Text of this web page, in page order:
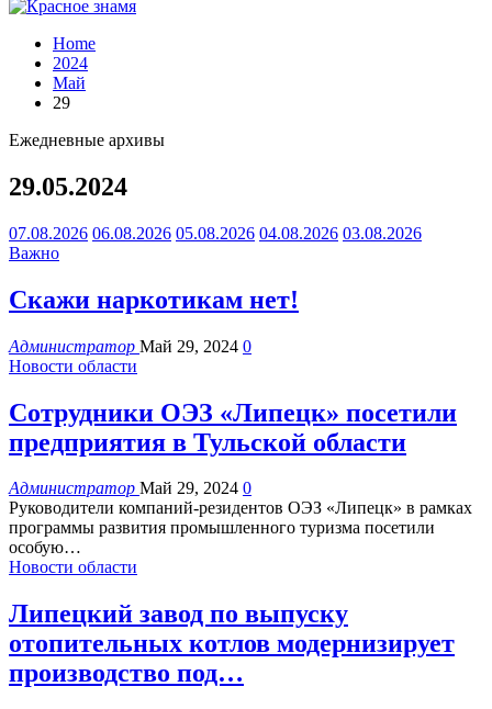
Home
2024
Май
29
Ежедневные архивы
29.05.2024
07.08.2026 06.08.2026 05.08.2026 04.08.2026 03.08.2026
Важно
Скажи наркотикам нет!
Администратор Май 29, 2024 0
Новости области
Сотрудники ОЭЗ «Липецк» посетили
предприятия в Тульской области
Администратор Май 29, 2024 0
Руководители компаний-резидентов ОЭЗ «Липецк» в рамках
программы развития промышленного туризма посетили
особую…
Новости области
Липецкий завод по выпуску
отопительных котлов модернизирует
производство под…